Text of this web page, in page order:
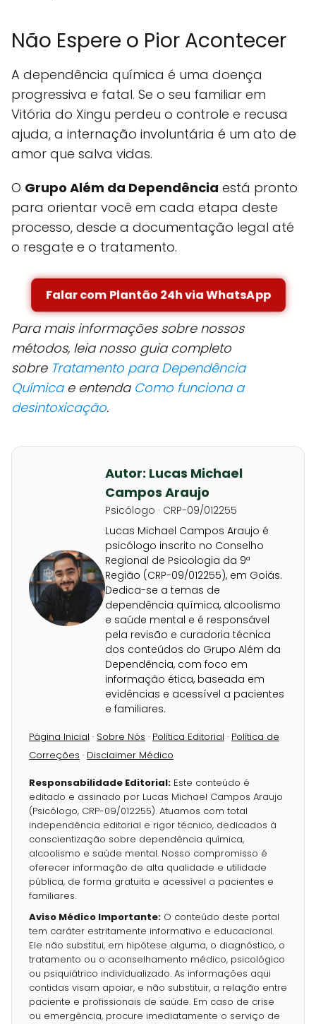
Não Espere o Pior Acontecer
A dependência química é uma doença
progressiva e fatal. Se o seu familiar em
Vitória do Xingu perdeu o controle e recusa
ajuda, a internação involuntária é um ato de
amor que salva vidas.
O Grupo Além da Dependência está pronto
para orientar você em cada etapa deste
processo, desde a documentação legal até
o resgate e o tratamento.
Falar com Plantão 24h via WhatsApp
Para mais informações sobre nossos
métodos, leia nosso guia completo
sobre Tratamento para Dependência
Químicae entenda Como funciona a
desintoxicação.
Autor: Lucas Michael
Campos Araujo
Psicólogo · CRP-09/012255
Lucas Michael Campos Araujo é
psicólogo inscrito no Conselho
Regional de Psicologia da 9ª
Região (CRP-09/012255), em Goiás.
Dedica-se a temas de
dependência química, alcoolismo
e saúde mental e é responsável
pela revisão e curadoria técnica
dos conteúdos do Grupo Além da
Dependência, com foco em
informação ética, baseada em
evidências e acessível a pacientes
e familiares.
Página Inicial · Sobre Nós · Política Editorial · Política de
Correções · Disclaimer Médico
Responsabilidade Editorial: Este conteúdo é
editado e assinado por Lucas Michael Campos Araujo
(Psicólogo, CRP-09/012255). Atuamos com total
independência editorial e rigor técnico, dedicados à
conscientização sobre dependência química,
alcoolismo e saúde mental. Nosso compromisso é
oferecer informação de alta qualidade e utilidade
pública, de forma gratuita e acessível a pacientes e
familiares.
Aviso Médico Importante: O conteúdo deste portal
tem caráter estritamente informativo e educacional.
Ele não substitui, em hipótese alguma, o diagnóstico, o
tratamento ou o aconselhamento médico, psicológico
ou psiquiátrico individualizado. As informações aqui
contidas visam apoiar, e não substituir, a relação entre
paciente e profissionais de saúde. Em caso de crise
ou emergência, procure imediatamente o serviço de